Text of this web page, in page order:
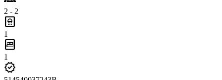
2 - 2
bathroom
1
bedroom_parent
1
verified